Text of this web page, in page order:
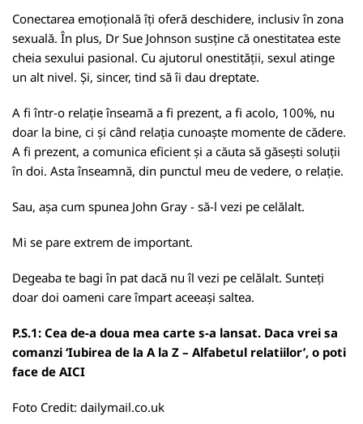
Conectarea emoțională îți oferă deschidere, inclusiv în zona
sexuală. În plus, Dr Sue Johnson susține că onestitatea este
cheia sexului pasional. Cu ajutorul onestității, sexul atinge
un alt nivel. Și, sincer, tind să îi dau dreptate.
A fi într-o relație înseamă a fi prezent, a fi acolo, 100%, nu
doar la bine, ci și când relația cunoaște momente de cădere.
A fi prezent, a comunica eficient și a căuta să găsești soluții
în doi. Asta înseamnă, din punctul meu de vedere, o relație.
Sau, așa cum spunea John Gray - să-l vezi pe celălalt.
Mi se pare extrem de important.
Degeaba te bagi în pat dacă nu îl vezi pe celălalt. Sunteți
doar doi oameni care împart aceeași saltea.
P.S.1: Cea de-a doua mea carte s-a lansat. Daca vrei sa
comanzi ‘Iubirea de la A la Z – Alfabetul relatiilor’, o poti
face de AICI
Foto Credit: dailymail.co.uk